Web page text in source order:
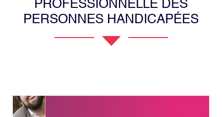
PROFESSIONNELLE DES
PERSONNES HANDICAPÉES